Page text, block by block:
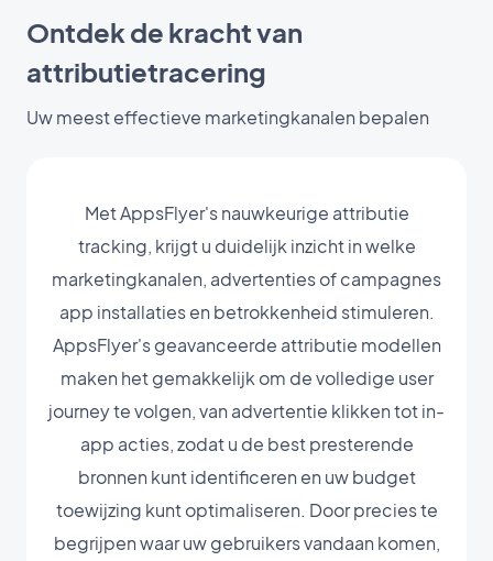
Ontdek de kracht van
attributietracering
Uw meest effectieve marketingkanalen bepalen
Met AppsFlyer's nauwkeurige attributie
tracking, krijgt u duidelijk inzicht in welke
marketingkanalen, advertenties of campagnes
app installaties en betrokkenheid stimuleren.
AppsFlyer's geavanceerde attributie modellen
maken het gemakkelijk om de volledige user
journey te volgen, van advertentie klikken tot in-
app acties, zodat u de best presterende
bronnen kunt identificeren en uw budget
toewijzing kunt optimaliseren. Door precies te
begrijpen waar uw gebruikers vandaan komen,